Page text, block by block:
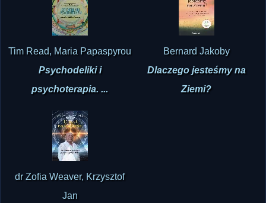
Tim Read, Maria Papaspyrou
Psychodeliki i
psychoterapia. ...
Bernard Jakoby
Dlaczego jesteśmy na
Ziemi?
dr Zofia Weaver, Krzysztof
Jan